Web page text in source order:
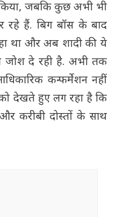
जबकि कुछ अभी भी
हैं. बिग बॉस के बाद
था और अब शादी की ये
दे रही है. अभी तक
कन्फर्मेशन नहीं
देखते हुए लग रहा है कि
करीबी दोस्तों के साथ